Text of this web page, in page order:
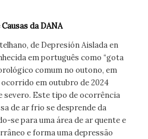
da DANA
de Depresión Aislada en
em português como “gota
comum no outono, em
em outubro de 2024
Este tipo de ocorrência
de ar frio se desprende da
se para uma área de ar quente e
e forma uma depressão